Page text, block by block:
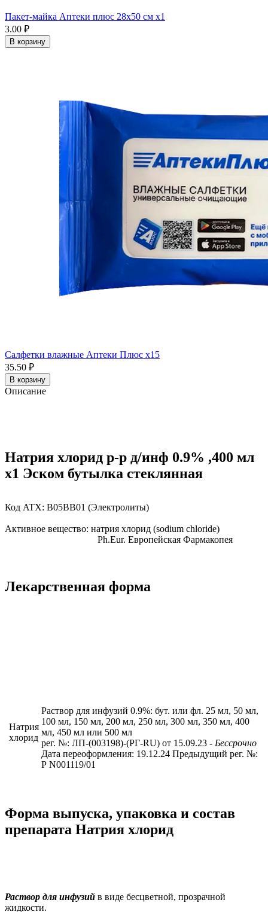
Пакет-майка Аптеки плюс 28х50 см x1
3.00 ₽
В корзину
Салфетки влажные Аптеки Плюс x15
35.50 ₽
В корзину
Описание
Натрия хлорид р-р д/инф 0.9% ,400 мл
x1 Эском бутылка стеклянная
Код ATX: B05BB01 (Электролиты)
Активное вещество: натрия хлорид (sodium chloride)
Ph.Eur. Европейская Фармакопея
Лекарственная форма
Натрия
хлорид
Раствор для инфузий 0.9%: бут. или фл. 25 мл, 50 мл,
100 мл, 150 мл, 200 мл, 250 мл, 300 мл, 350 мл, 400
мл, 450 мл или 500 мл
рег. №: ЛП-(003198)-(РГ-RU) от 15.09.23 - Бессрочно
Дата переоформления: 19.12.24 Предыдущий рег. №:
Р N001119/01
Форма выпуска, упаковка и состав
препарата Натрия хлорид
Раствор для инфузий в виде бесцветной, прозрачной
жидкости.